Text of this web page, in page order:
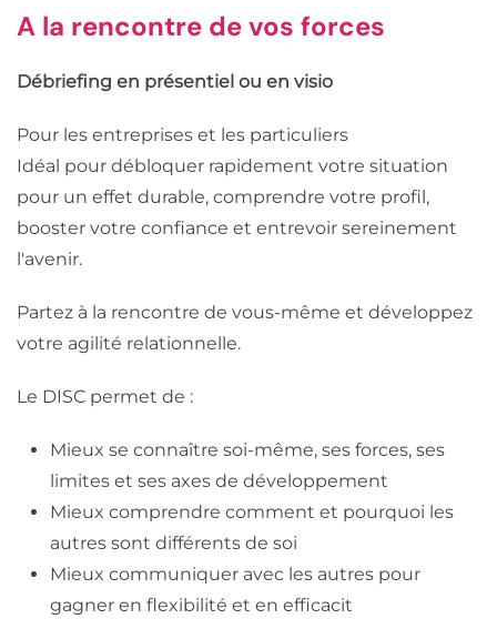
A la rencontre de vos forces
Débriefing en présentiel ou en visio
Pour les entreprises et les particuliers
Idéal pour débloquer rapidement votre situation
pour un effet durable, comprendre votre profil,
booster votre confiance et entrevoir sereinement
l'avenir.
Partez à la rencontre de vous-même et développez
votre agilité relationnelle.
Le DISC permet de :
Mieux se connaître soi-même, ses forces, ses
limites et ses axes de développement
Mieux comprendre comment et pourquoi les
autres sont différents de soi
Mieux communiquer avec les autres pour
gagner en flexibilité et en efficacit